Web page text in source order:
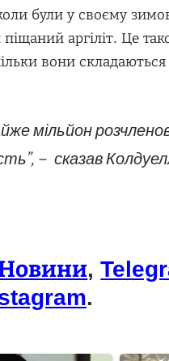
були у своєму
аргіліт. Це
вони складаються
мільйон
– сказав
,
.